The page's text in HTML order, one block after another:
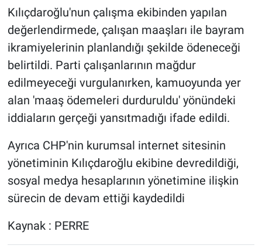
Kılıçdaroğlu'nun çalışma ekibinden yapılan
değerlendirmede, çalışan maaşları ile bayram
ikramiyelerinin planlandığı şekilde ödeneceği
belirtildi. Parti çalışanlarının mağdur
edilmeyeceği vurgulanırken, kamuoyunda yer
alan 'maaş ödemeleri durduruldu' yönündeki
iddiaların gerçeği yansıtmadığı ifade edildi.
Ayrıca CHP'nin kurumsal internet sitesinin
yönetiminin Kılıçdaroğlu ekibine devredildiği,
sosyal medya hesaplarının yönetimine ilişkin
sürecin de devam ettiği kaydedildi
Kaynak : PERRE